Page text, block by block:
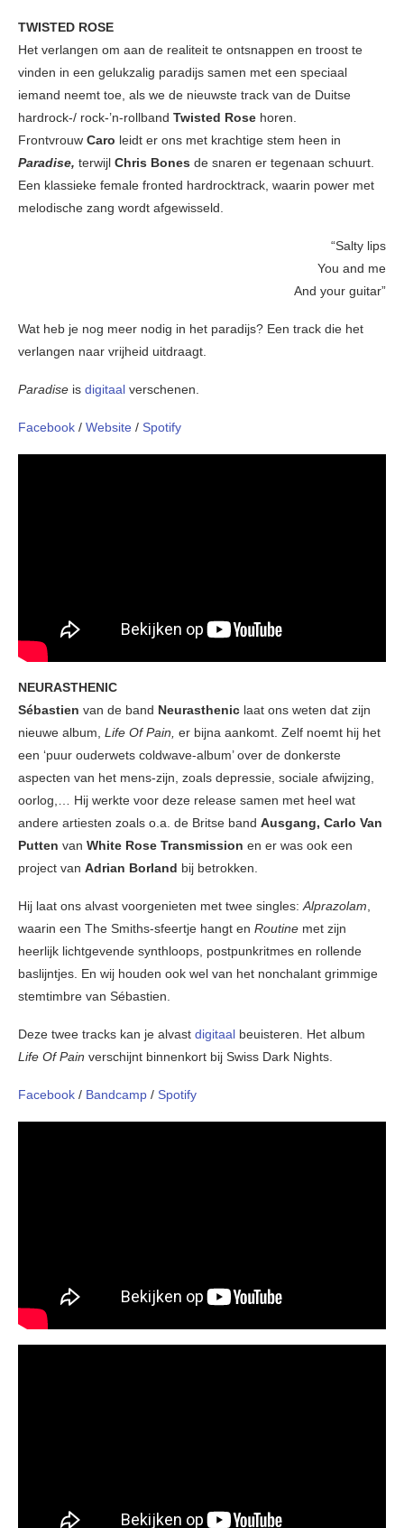
TWISTED ROSE
Het verlangen om aan de realiteit te ontsnappen en troost te
vinden in een gelukzalig paradijs samen met een speciaal
iemand neemt toe, als we de nieuwste track van de Duitse
hardrock-/ rock-’n-rollband Twisted Rose horen.
Frontvrouw Caro leidt er ons met krachtige stem heen in
Paradise, terwijl Chris Bones de snaren er tegenaan schuurt.
Een klassieke female fronted hardrocktrack, waarin power met
melodische zang wordt afgewisseld.
“Salty lips
You and me
And your guitar”
Wat heb je nog meer nodig in het paradijs? Een track die het
verlangen naar vrijheid uitdraagt.
Paradise is digitaal verschenen.
Facebook / Website / Spotify
NEURASTHENIC
Sébastien van de band Neurasthenic laat ons weten dat zijn
nieuwe album, Life Of Pain, er bijna aankomt. Zelf noemt hij het
een ‘puur ouderwets coldwave-album’ over de donkerste
aspecten van het mens-zijn, zoals depressie, sociale afwijzing,
oorlog,… Hij werkte voor deze release samen met heel wat
andere artiesten zoals o.a. de Britse band Ausgang, Carlo Van
Putten van White Rose Transmission en er was ook een
project van Adrian Borland bij betrokken.
Hij laat ons alvast voorgenieten met twee singles: Alprazolam
waarin een The Smiths-sfeertje hangt en Routine met zijn
heerlijk lichtgevende synthloops, postpunkritmes en rollende
baslijntjes. En wij houden ook wel van het nonchalant grimmige
stemtimbre van Sébastien.
Deze twee tracks kan je alvast digitaal beuisteren. Het album
Life Of Pain verschijnt binnenkort bij Swiss Dark Nights.
Facebook / Bandcamp / Spotify